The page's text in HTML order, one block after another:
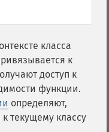
класса
к
доступ к
функции.
определяют,
текущему классу